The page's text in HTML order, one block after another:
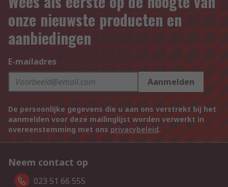
onze nieuwste producten en
aanbiedingen
E-mailadres
Aanmelden
De persoonlijke gegevens die u aan ons verstrekt bij het
aanmelden voor deze mailinglijst worden verwerkt in
overeenstemming met ons privacybeleid.
Neem contact op
023 51 66 555